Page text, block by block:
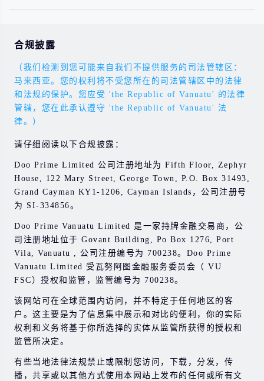
合规披露
（我们检测到您可能来自我们不提供服务的司法管辖区：
马来西亚。您的权利将不受您所在的司法管辖区中的法律
和法规的保护。您应受 'the Republic of Vanuatu' 的法律
管辖，您在此承认遵守 'the Republic of Vanuatu' 法
律。）
请仔细阅读以下合规披露：
Doo Prime Limited 公司注册地址为 Fifth Floor, Zephyr
House, 122 Mary Street, George Town, P.O. Box 31493,
Grand Cayman KY1-1206, Cayman Islands，公司注册号
为 SI-334856。
Doo Prime Vanuatu Limited 是一家持牌金融交易商，公
司注册地址位于 Govant Building, Po Box 1276, Port
Vila, Vanuatu , 公司注册编号为 700238。Doo Prime
Vanuatu Limited 受瓦努阿图金融服务委员会（ VU
FSC）授权和监管，监管编号为 700238。
该网站可在全球范围内访问，并不特定于任何地区的客
户。这主要是为了信息集中展示和对比的便利，你的实际
权利和义务将基于你所选择的实体从监管所获得的授权和
监管所决定。
有些当地法律法规禁止或限制您访问，下载，分发，传
播，共享或以其他方式使用本网站上发布的任何或所有文